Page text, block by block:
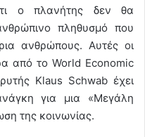
ο πλανήτης δεν θα
πληθυσμό που
ανθρώπους. Αυτές οι
από το World Economic
Klaus Schwab έχει
για μια «Μεγάλη
της κοινωνίας.